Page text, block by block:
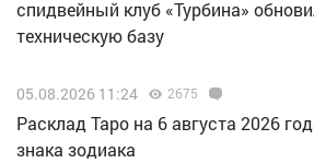
спидвейный клуб «Турбина»
техническую базу
05.08.2026 11:24 2675
Расклад Таро на 6 августа 2026
знака зодиака